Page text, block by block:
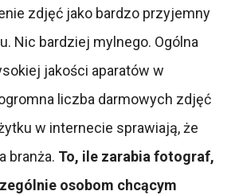
zdjęć jako bardzo przyjemny
Nic bardziej mylnego. Ogólna
jakości aparatów w
liczba darmowych zdjęć
w internecie sprawiają, że
branża. To, ile zarabia fotograf,
osobom chcącym